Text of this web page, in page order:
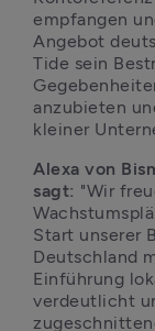
empfangen
Angebot
Tide sein
anzubieten
kleiner
Alexa von
sagt: "Wir
Start unserer
Deutschland
Einführung
verdeutlicht